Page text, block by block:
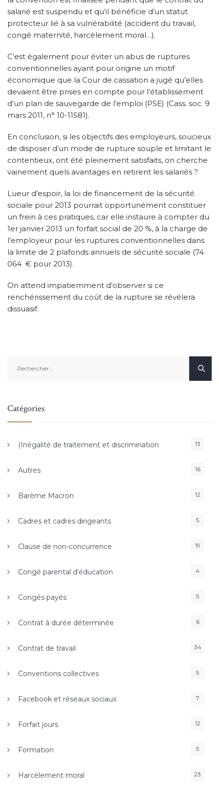
salarié est suspendu et qu’il bénéficie d’un statut
protecteur lié à sa vulnérabilité (accident du travail,
congé maternité, harcèlement moral…).
C’est également pour éviter un abus de ruptures
conventionnelles ayant pour origine un motif
économique que la Cour de cassation a jugé qu’elles
devaient être prises en compte pour l’établissement
d’un plan de sauvegarde de l’emploi (PSE) (Cass. soc. 9
mars 2011, n° 10-11581).
En conclusion, si les objectifs des employeurs, soucieux
de disposer d’un mode de rupture souple et limitant le
contentieux, ont été pleinement satisfaits, on cherche
vainement quels avantages en retirent les salariés ?
Lueur d’espoir, la loi de financement de la sécurité
sociale pour 2013 pourrait opportunément constituer
un frein à ces pratiques, car elle instaure à compter du
1er janvier 2013 un forfait social de 20 %, à la charge de
l’employeur pour les ruptures conventionnelles dans
la limite de 2 plafonds annuels de sécurité sociale (74
064 € pour 2013).
On attend impatiemment d’observer si ce
renchérissement du coût de la rupture se révélera
dissuasif.
Catégories
(Inégalité de traitement et discrimination 13
Autres 16
Barème Macron 12
Cadres et cadres dirigeants 5
Clause de non-concurrence 19
Congé parental d'éducation 4
Congés payés 5
Contrat à durée déterminée 6
Contrat de travail 34
Conventions collectives 5
Facebook et réseaux sociaux 7
Forfait jours 12
Formation 5
Harcèlement moral 23